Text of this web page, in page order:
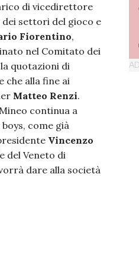
di vicedirettore
dei settori del gioco e
Fiorentino,
nel Comitato dei
quotazioni di
che alla fine ai
Matteo Renzi.
continua a
come già
Vincenzo
del Veneto di
dare alla società